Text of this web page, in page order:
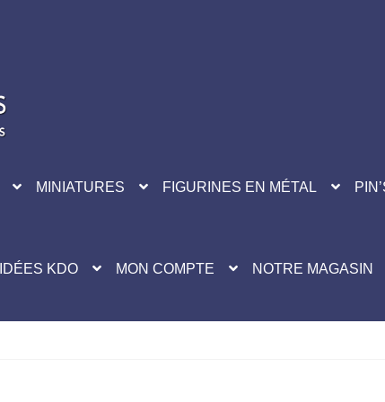
MINIATURES FIGURINES EN MÉTAL
IDÉES KDO MON COMPTE NOTRE MAGASIN